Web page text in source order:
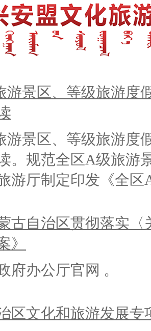
游景区、等级旅游
游景区、等级旅游
。规范全区A级旅游
游厅制定印发《全
古自治区贯彻落实
》
府办公厅官网 。
区文化和旅游发展